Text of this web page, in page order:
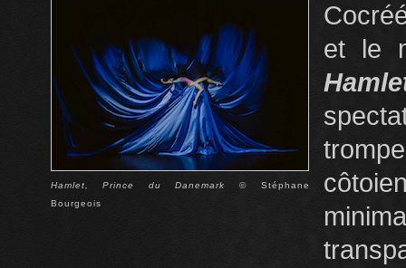
Hamlet, Prince du Danemark © Stéphane
Bourgeois
et le